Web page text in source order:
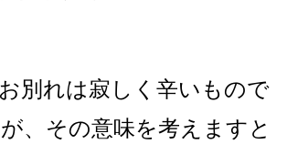
別れは寂しく辛いもので
、その意味を考えますと